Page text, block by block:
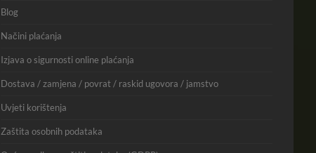
Blog
Načini plaćanja
Izjava o sigurnosti online plaćanja
Dostava / zamjena / povrat / raskid ugovora / jamstvo
Uvjeti korištenja
Zaštita osobnih podataka